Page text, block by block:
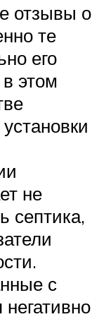
отзывы о
те
его
этом
не
септика,
с